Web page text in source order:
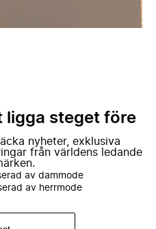
ligga steget före
nyheter, exklusiva
från världens ledande
av dammode
av herrmode